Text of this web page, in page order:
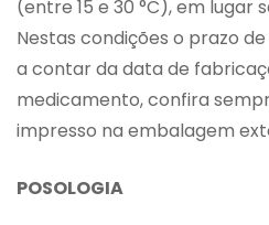
(entre 15 e 30 °C), em lugar
Nestas condições o prazo
a contar da data de
medicamento, confira
impresso na embalagem
POSOLOGIA